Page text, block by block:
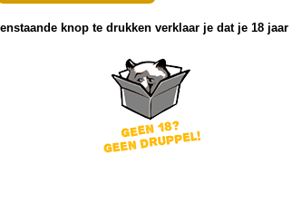
knop te drukken verklaar je dat je 18